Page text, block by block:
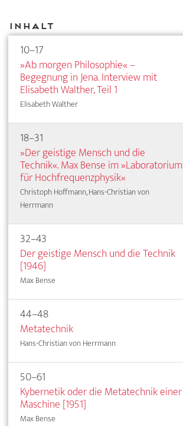
Inhalt
10–17
»Ab morgen Philosophie« –
Begegnung in Jena. Interview mit
Elisabeth Walther, Teil 1
Elisabeth Walther
18–31
»Der geistige Mensch und die
Technik«. Max Bense im »Laboratorium
für Hochfrequenzphysik«
Christoph Hoffmann, Hans-Christian von
Herrmann
32–43
Der geistige Mensch und die Technik
[1946]
Max Bense
44–48
Metatechnik
Hans-Christian von Herrmann
50–61
Kybernetik oder die Metatechnik einer
Maschine [1951]
Max Bense